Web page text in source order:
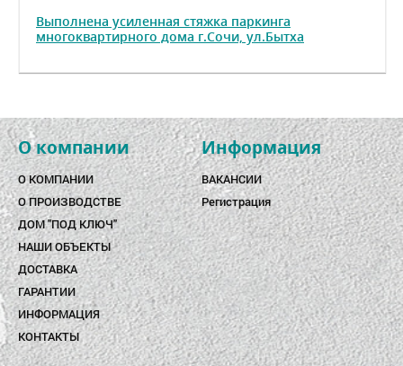
Выполнена усиленная стяжка паркинга
многоквартирного дома г.Сочи, ул.Бытха
О компании
О КОМПАНИИ
О ПРОИЗВОДСТВЕ
ДОМ "ПОД КЛЮЧ"
НАШИ ОБЪЕКТЫ
ДОСТАВКА
ГАРАНТИИ
ИНФОРМАЦИЯ
КОНТАКТЫ
Информация
ВАКАНСИИ
Регистрация